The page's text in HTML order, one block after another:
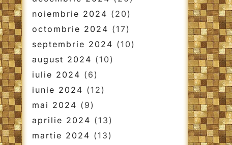
noiembrie 2024 (20)
octombrie 2024 (17)
septembrie 2024 (10)
august 2024 (10)
iulie 2024 (6)
iunie 2024 (12)
mai 2024 (9)
aprilie 2024 (13)
martie 2024 (13)